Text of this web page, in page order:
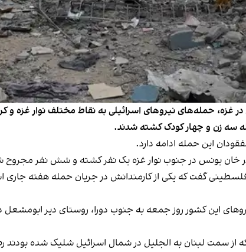
حمله‌های نیروهای اسرائیلی به نقاط مختلف نوار غزه و
این حمله ادامه دارد.
در خان یونس در جنوب نوار غزه یک نفر کشته و شش نفر مجروح
گفت که یکی از کارمندانش در جریان حمله هفته جاری
این کشور روز جمعه به جنوب دورا، روستای دیر
کرد پنج پرتابه را که از سمت لبنان به الجلیل در شمال اسرائیل شلیک